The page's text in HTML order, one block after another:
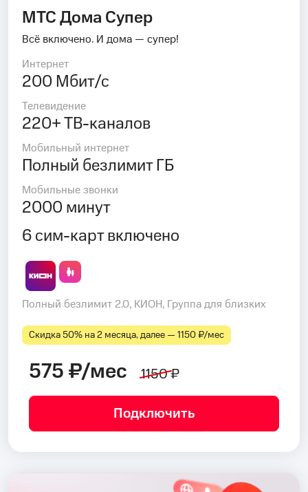
МТС Дома Супер
Всё включено. И дома — супер!
Интернет
200 Мбит/с
Телевидение
220+ ТВ-каналов
Мобильный интернет
Полный безлимит ГБ
Мобильные звонки
2000 минут
6 сим-карт включено
Полный безлимит 2.0, КИОН, Группа для близких
Скидка 50% на 2 месяца, далее — 1150 ₽⁠/⁠мес
575 ₽/мес 1150 ₽
Подключить